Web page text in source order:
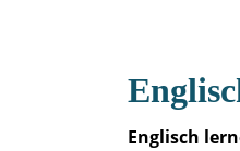
Englisch